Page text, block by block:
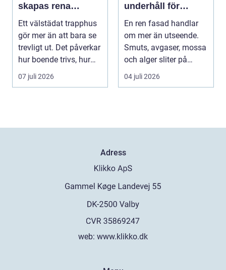
skapas rena
trapphus som
håller över tid
Ett välstädat trapphus
gör mer än att bara se
trevligt ut. Det påverkar
hur boende trivs, hur
besöka...
07 juli 2026
underhåll för
hållbara fasader
En ren fasad handlar
om mer än utseende.
Smuts, avgaser, mossa
och alger sliter på
materialen och ka...
04 juli 2026
Adress
web: www.klikko.dk